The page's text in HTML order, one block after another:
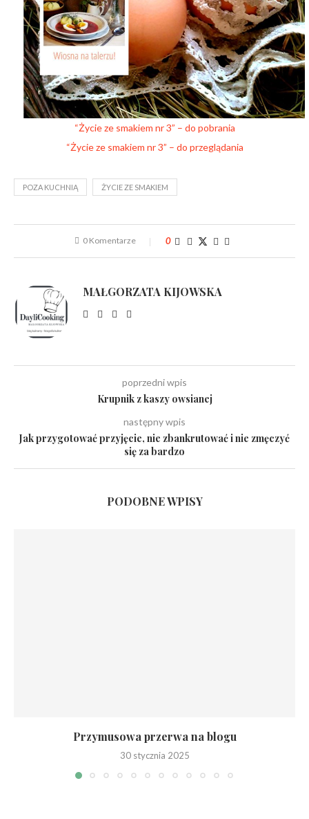
“Życie ze smakiem nr 3” – do pobrania
“Życie ze smakiem nr 3” – do przeglądania
POZA KUCHNIĄ ŻYCIE ZE SMAKIEM
0 Komentarze 0
MAŁGORZATA KIJOWSKA
poprzedni wpis
Krupnik z kaszy owsianej
następny wpis
Jak przygotować przyjęcie, nie zbankrutować i nie zmęczyć
się za bardzo
PODOBNE WPISY
Przymusowa przerwa na blogu
30 stycznia 2025